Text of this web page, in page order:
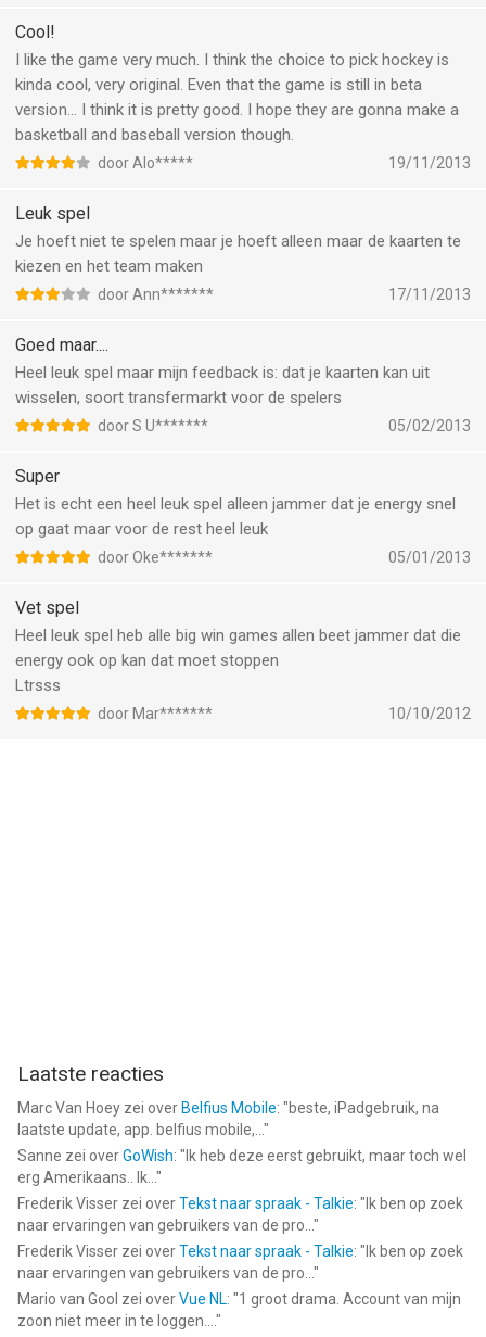
Cool!
I like the game very much. I think the choice to pick hockey is
kinda cool, very original. Even that the game is still in beta
version... I think it is pretty good. I hope they are gonna make a
basketball and baseball version though.
door Alo***** 19/11/2013
Leuk spel
Je hoeft niet te spelen maar je hoeft alleen maar de kaarten te
kiezen en het team maken
door Ann******* 17/11/2013
Goed maar....
Heel leuk spel maar mijn feedback is: dat je kaarten kan uit
wisselen, soort transfermarkt voor de spelers
door S U******* 05/02/2013
Super
Het is echt een heel leuk spel alleen jammer dat je energy snel
op gaat maar voor de rest heel leuk
door Oke******* 05/01/2013
Vet spel
Heel leuk spel heb alle big win games allen beet jammer dat die
energy ook op kan dat moet stoppen
Ltrsss
door Mar******* 10/10/2012
Laatste reacties
Marc Van Hoey zei over Belfius Mobile: "beste, iPadgebruik, na
laatste update, app. belfius mobile,... "
Sanne zei overGoWish: " Ik heb deze eerst gebruikt, maar toch wel
erg Amerikaans.. Ik... "
Frederik Visser zei overTekst naar spraak - Talkie: " Ik ben op zoek
naar ervaringen van gebruikers van de pro... "
Frederik Visser zei overTekst naar spraak - Talkie: " Ik ben op zoek
naar ervaringen van gebruikers van de pro... "
Mario van Gool zei overVue NL: "1 groot drama. Account van mijn
zoon niet meer in te loggen.... "